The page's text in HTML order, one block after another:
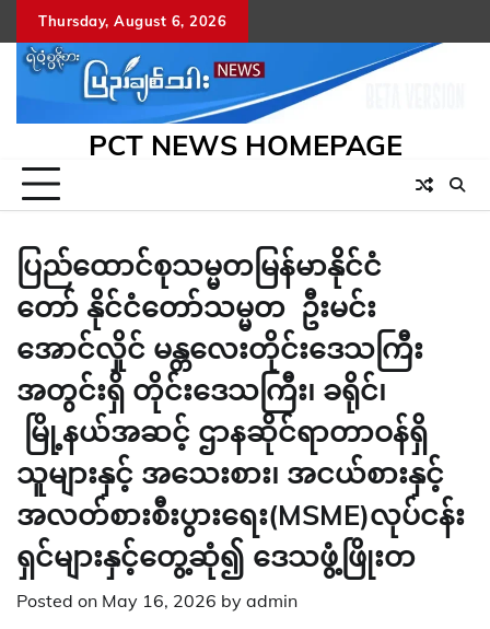
to
content
Thursday, August 6, 2026
PCT NEWS HOMEPAGE
ပြည်ထောင်စုသမ္မတမြန်မာနိုင်ငံ
တော် နိုင်ငံတော်သမ္မတ ဦးမင်း
အောင်လှိုင် မန္တလေးတိုင်းဒေသကြီး
အတွင်းရှိ တိုင်းဒေသကြီး၊ ခရိုင်၊
မြို့နယ်အဆင့် ဌာနဆိုင်ရာတာဝန်ရှိ
သူများနှင့် အသေးစား၊ အငယ်စားနှင့်
အလတ်စားစီးပွားရေး(MSME)လုပ်ငန်း
ရှင်များနှင့်တွေ့ဆုံ၍ ဒေသဖွံ့ဖြိုးတ
Posted on May 16, 2026 by admin